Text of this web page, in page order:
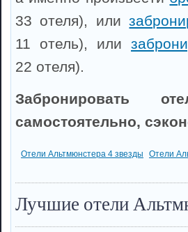
33 отеля), или
11 отель), или
22 отеля).
Забронировать
самостоятельно,
Отели Альтмюнстера 4 звезды Отели
Лучшие отели